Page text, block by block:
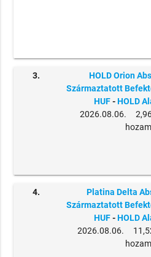
3.
HOLD Orion
Származtatott
HUF-HOLD
2026.08.06.
4.
Platina Delta
Származtatott
HUF-HOLD
2026.08.06.